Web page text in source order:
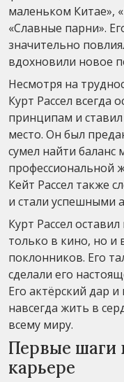
маленьком Китае»,
«Славные парни».
значительно
вдохновили новое
Несмотря на
Курт Рассел всегда
принципам и
место. Он был
сумел найти баланс
профессиональной
Кейт Рассел также
и стали успешными
Курт Рассел
только в кино, но и
поклонников. Его
сделали его
Его актёрский дар и
навсегда жить в
всему миру.
Первые шаги
карьере